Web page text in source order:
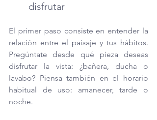
disfrutar
El primer paso consiste en entender la
relación entre el paisaje y tus hábitos.
Pregúntate desde qué pieza deseas
disfrutar la vista: ¿bañera, ducha o
lavabo? Piensa también en el horario
habitual de uso: amanecer, tarde o
noche.